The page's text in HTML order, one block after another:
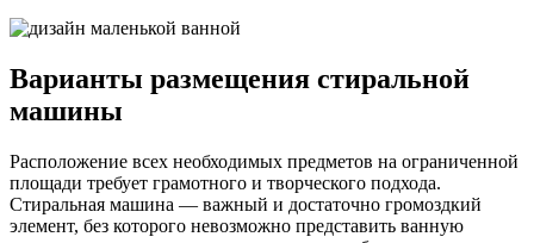
Варианты размещения стиральной
машины
Расположение всех необходимых предметов на ограниченной
площади требует грамотного и творческого подхода.
Стиральная машина — важный и достаточно громоздкий
элемент, без которого невозможно представить ванную